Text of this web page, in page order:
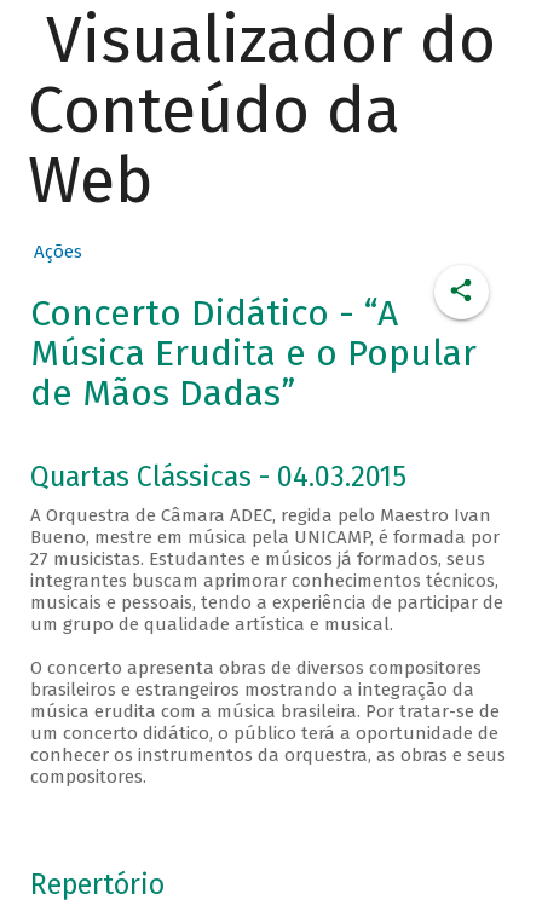
Visualizador do
Conteúdo da
Web
Ações
Concerto Didático - “A
Música Erudita e o Popular
de Mãos Dadas”
Quartas Clássicas - 04.03.2015
A Orquestra de Câmara ADEC, regida pelo Maestro Ivan
Bueno, mestre em música pela UNICAMP, é formada por
27 musicistas. Estudantes e músicos já formados, seus
integrantes buscam aprimorar conhecimentos técnicos,
musicais e pessoais, tendo a experiência de participar de
um grupo de qualidade artística e musical.
O concerto apresenta obras de diversos compositores
brasileiros e estrangeiros mostrando a integração da
música erudita com a música brasileira. Por tratar-se de
um concerto didático, o público terá a oportunidade de
conhecer os instrumentos da orquestra, as obras e seus
compositores.
Repertório